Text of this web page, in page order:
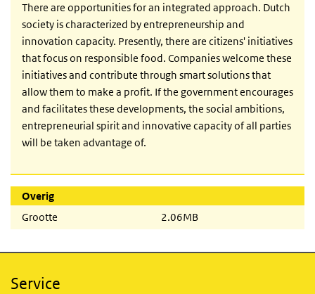
There are opportunities for an integrated approach. Dutch
society is characterized by entrepreneurship and
innovation capacity. Presently, there are citizens' initiatives
that focus on responsible food. Companies welcome these
initiatives and contribute through smart solutions that
allow them to make a profit. If the government encourages
and facilitates these developments, the social ambitions,
entrepreneurial spirit and innovative capacity of all parties
will be taken advantage of.
Overig
Grootte
2.06MB
Service